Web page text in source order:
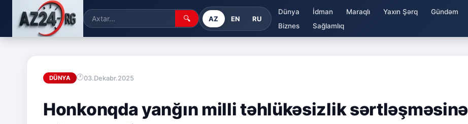
🔍 AZ EN RU
Dünya İdman Maraqlı Yaxın Şərq Gündəm
Biznes
Sağlamlıq
DÜNYA 03.Dekabr.2025
Honkonqda yanğın milli təhlükəsizlik sərtləşməsinə